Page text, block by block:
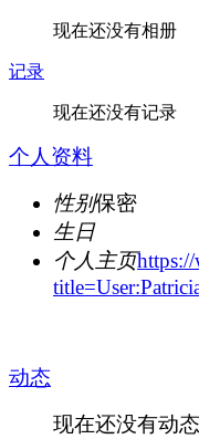
现在还没有相册
记录
现在还没有记录
个人资料
性别保密
生日
个人主页
动态
现在还没有动态